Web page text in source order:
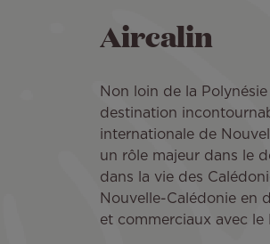
Aircalin
Non loin de la
destination
internationale de
un rôle majeur dans le
dans la vie des
Nouvelle-Calédonie en
et commerciaux avec le